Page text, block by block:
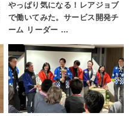
やっぱり気になる！レアジョブ
で働いてみた。サービス開発チ
ーム リーダー …